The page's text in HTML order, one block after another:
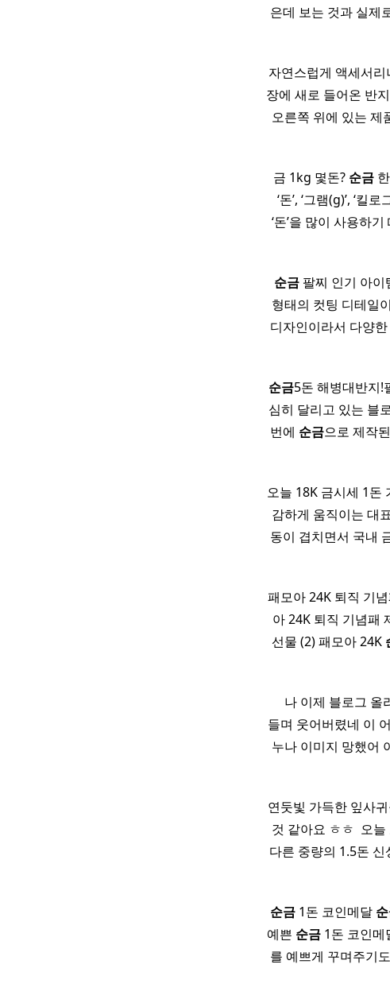
은데 보는 것과 실제
자연스럽게 액세서
장에 새로 들어온 반
오른쪽 위에 있는 제
금 1kg 몇돈? 순금한
‘돈’, ‘그램(g)’, ‘
‘돈’을 많이 사용하
순금 팔찌 인기 아이
형태의 컷팅 디테일
디자인이라서 다양
순금5돈 해병대반지!
심히 달리고 있는 블
번에 순금으로 제작된
오늘 18K 금시세 1돈
감하게 움직이는 대
동이 겹치면서 국내
패모아 24K 퇴직 기
아 24K 퇴직 기념패
선물 (2) 패모아 24K
나 이제 블로그
들며 웃어버렸네 이
누나 이미지 망했어
연둣빛 가득한 잎사
것 같아요 ㅎㅎ ​ 오
다른 중량의 1.5돈 신
순금1돈 코인메달
예쁜 순금 1돈 코인메
를 예쁘게 꾸며주기